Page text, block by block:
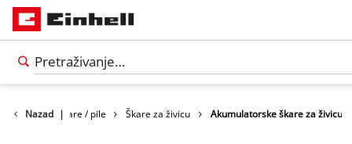
Nazad |
Vrtne škare / pile Škare za živicu Akumulatorske škare za živicu